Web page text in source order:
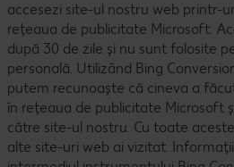
accesezi site-ul nostru web printr-
rețeaua de publicitate Microsoft.
după 30 de zile și nu sunt folosite
personală. Utilizând Bing
putem recunoaște că cineva a
în rețeaua de publicitate Microsoft
către site-ul nostru. Cu toate
alte site-uri web ai vizitat.